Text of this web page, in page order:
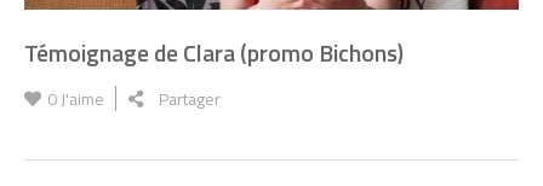
Témoignage de Clara (promo Bichons)
0J'aime Partager